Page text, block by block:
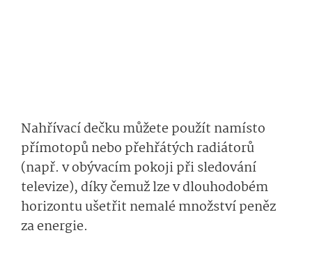
Nahřívací dečku můžete použít namísto
přímotopů nebo přehřátých radiátorů
(např. v obývacím pokoji při sledování
televize), díky čemuž lze v dlouhodobém
horizontu ušetřit nemalé množství peněz
za energie.